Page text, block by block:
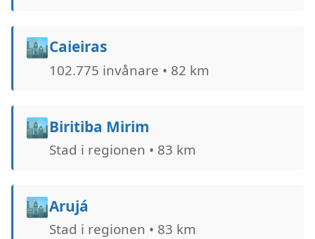
🏙️Caieiras
102.775 invånare • 82 km
🏙️Biritiba Mirim
Stad i regionen • 83 km
🏙️Arujá
Stad i regionen • 83 km